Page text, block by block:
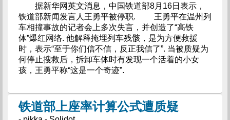
据新华网英文消息，中国铁道部8月16日表示，
铁道部新闻发言人王勇平被停职. 王勇平在温州列
车相撞事故的记者会上多次失言，并创造了“高铁
体”爆红网络. 他解释掩埋列车残骸，是为方便救援
时，表示“至于你们信不信，反正我信了”. 当被质疑为
何停止搜救后，拆卸车体时有发现一个活着的小女
孩，王勇平称“这是一个奇迹”.
铁道部上座率计算公式遭质疑